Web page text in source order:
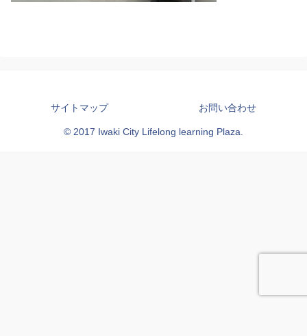
サイトマップ お問い合わせ
© 2017 Iwaki City Lifelong learning Plaza.